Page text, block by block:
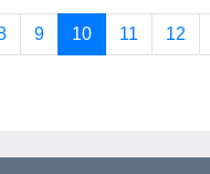
9 10 11 12